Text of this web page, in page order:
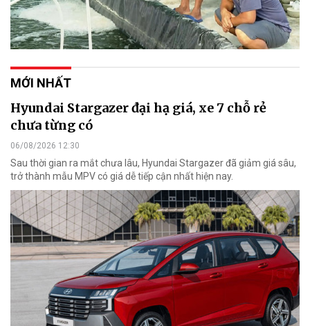
MỚI NHẤT
Hyundai Stargazer đại hạ giá, xe 7 chỗ rẻ
chưa từng có
06/08/2026 12:30
Sau thời gian ra mắt chưa lâu, Hyundai Stargazer đã giảm giá sâu,
trở thành mẫu MPV có giá dễ tiếp cận nhất hiện nay.